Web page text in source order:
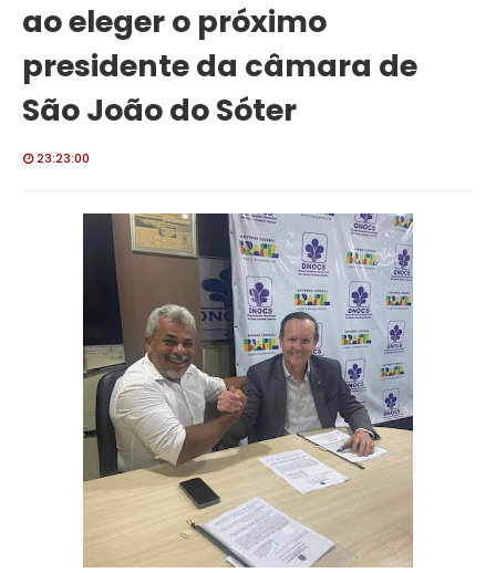
ao eleger o próximo
presidente da câmara de
São João do Sóter
23:23:00